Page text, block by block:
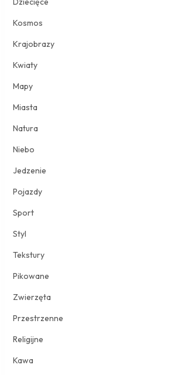
Kosmos
Krajobrazy
Kwiaty
Mapy
Miasta
Natura
Niebo
Jedzenie
Pojazdy
Sport
Styl
Tekstury
Pikowane
Zwierzęta
Przestrzenne
Religijne
Kawa